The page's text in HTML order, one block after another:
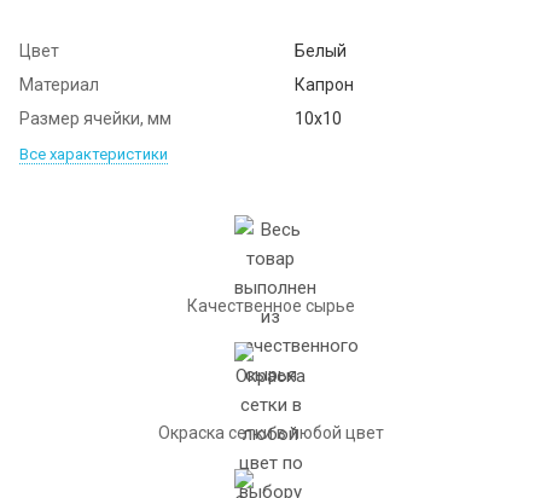
Цвет
Белый
Материал
Капрон
Размер ячейки, мм
10х10
Все характеристики
Качественное сырье
Окраска сетки в любой цвет